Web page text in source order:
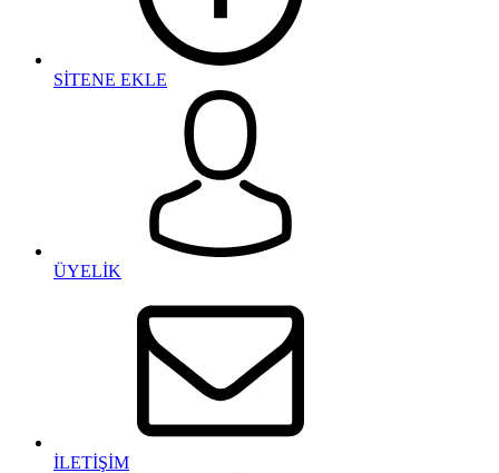
SİTENE EKLE
ÜYELİK
İLETİŞİM